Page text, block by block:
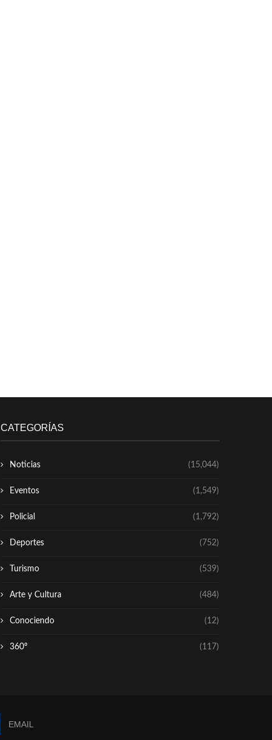
CATEGORÍAS
Noticias (15,044)
Eventos (1,549)
Policial (1,792)
Deportes (752)
Turismo (539)
Arte y Cultura (484)
Conociendo (12)
360º (117)
EMAIL